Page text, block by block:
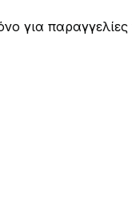
για